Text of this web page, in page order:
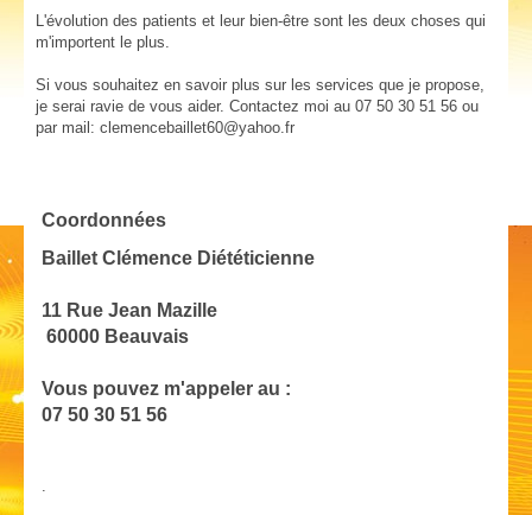
L'évolution des patients et leur bien-être sont les deux choses qui
m'importent le plus.
Si vous souhaitez en savoir plus sur les services que je propose,
je serai ravie de vous aider. Contactez moi au 07 50 30 51 56 ou
par mail: clemencebaillet60@yahoo.fr
Coordonnées
Baillet Clémence Diététicienne
11 Rue Jean Mazille
60000 Beauvais
Vous pouvez m'appeler au :
07 50 30 51 56
.